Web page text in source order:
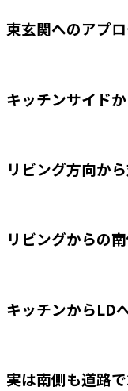
東玄関へのアプ
キッチンサイド
リビング方向か
リビングからの
キッチンからLD
実は南側も道路